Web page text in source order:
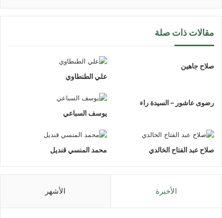
مقالات ذات صلة
صلاح جاهين
علي الطنطاوي
رضوى عاشور – السيدة راء
يوسف السباعي
صلاح عبد الفتاح الخالدي محمد المنسي قنديل
الأخيرة الأشهر